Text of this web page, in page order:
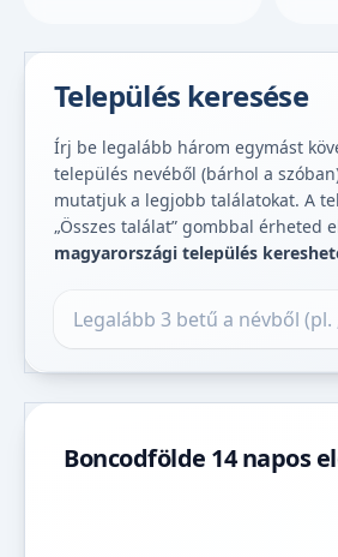
Település keresése
Írj be legalább három egymást
település nevéből (bárhol a
mutatjuk a legjobb találatokat. A
„Összes találat” gombbal érheted
magyarországi település
Boncodfölde 14 napos